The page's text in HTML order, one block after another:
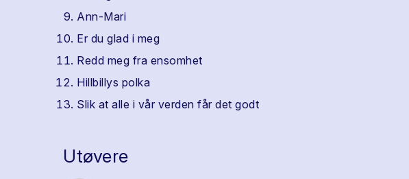
Ann-Mari
Er du glad i meg
Redd meg fra ensomhet
Hillbillys polka
Slik at alle i vår verden får det godt
Utøvere